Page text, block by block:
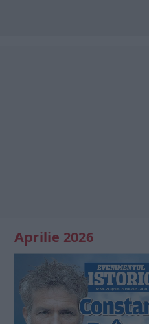
Aprilie 2026